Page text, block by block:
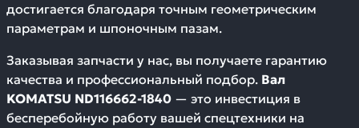
достигается благодаря точным геометрическим
параметрам и шпоночным пазам.
Заказывая запчасти у нас, вы получаете гарантию
качества и профессиональный подбор. Вал
KOMATSU ND116662-1840 — это инвестиция в
бесперебойную работу вашей спецтехники на